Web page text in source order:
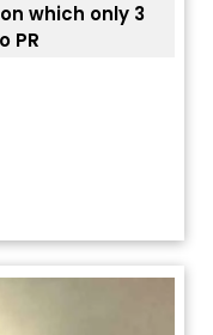
which only 3
PR